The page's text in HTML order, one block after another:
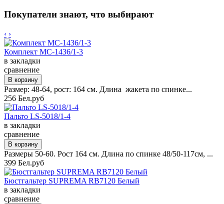
Покупатели знают, что выбирают
‹ ›
Комплект MC-1436/1-3
в закладки
сравнение
Размер: 48-64, рост: 164 см. Длина жакета по спинке...
256 Бел.руб
Пальто LS-5018/1-4
в закладки
сравнение
Размеры 50-60. Рост 164 см. Длина по спинке 48/50-117см, ...
399 Бел.руб
Бюстгальтер SUPREMA RB7120 Белый
в закладки
сравнение